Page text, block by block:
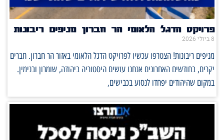
פרויקט הדגל הלאומי הר חברון מניפים ריבונות
8 ביולי 2026
מניפים ריבונות! הצטרפו עכשיו לפרויקט הדגל הלאומי באזור הר חברון. חברים
יקרים, בחודשים האחרונים אנחנו עושים היסטוריה ביהודה, שומרון ובנימין.
במקום שהיהודים יפחדו לנסוע בכבישים,